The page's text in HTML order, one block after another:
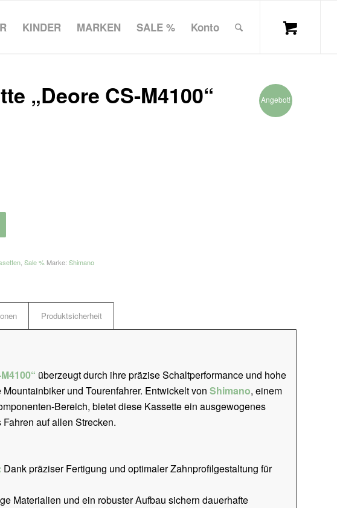
KINDER MARKEN SALE % Konto
Angebot!
„Deore CS-M4100“
,Sale % Marke:Shimano
Produktsicherheit
überzeugt durch ihre präzise Schaltperformance und hohe
und Tourenfahrer. Entwickelt vonShimano, einem
Bereich, bietet diese Kassette ein ausgewogenes
auf allen Strecken.
Dank präziser Fertigung und optimaler Zahnprofilgestaltung für
Materialien und ein robuster Aufbau sichern dauerhafte